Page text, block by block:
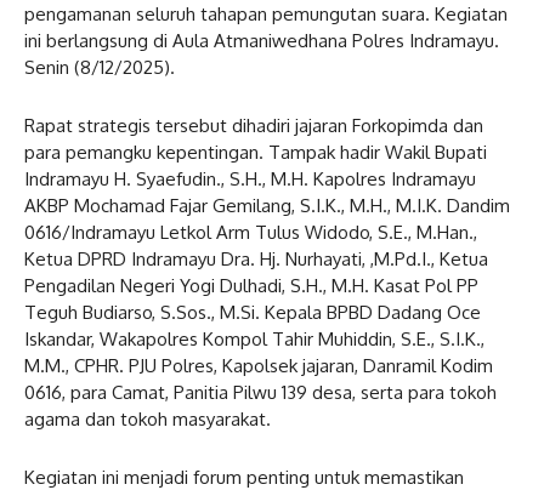
pengamanan seluruh tahapan pemungutan suara. Kegiatan
ini berlangsung di Aula Atmaniwedhana Polres Indramayu.
Senin (8/12/2025).
Rapat strategis tersebut dihadiri jajaran Forkopimda dan
para pemangku kepentingan. Tampak hadir Wakil Bupati
Indramayu H. Syaefudin., S.H., M.H. Kapolres Indramayu
AKBP Mochamad Fajar Gemilang, S.I.K., M.H., M.I.K. Dandim
0616/Indramayu Letkol Arm Tulus Widodo, S.E., M.Han.,
Ketua DPRD Indramayu Dra. Hj. Nurhayati, ,M.Pd.I., Ketua
Pengadilan Negeri Yogi Dulhadi, S.H., M.H. Kasat Pol PP
Teguh Budiarso, S.Sos., M.Si. Kepala BPBD Dadang Oce
Iskandar, Wakapolres Kompol Tahir Muhiddin, S.E., S.I.K.,
M.M., CPHR. PJU Polres, Kapolsek jajaran, Danramil Kodim
0616, para Camat, Panitia Pilwu 139 desa, serta para tokoh
agama dan tokoh masyarakat.
Kegiatan ini menjadi forum penting untuk memastikan